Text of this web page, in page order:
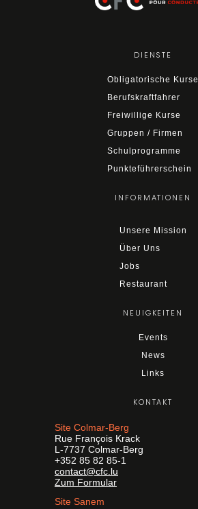
DIENSTE
Obligatorische Kurse
Berufskraftfahrer
Freiwillige Kurse
Gruppen / Firmen
Schulprogramme
Punkteführerschein
INFORMATIONEN
Unsere Mission
Über Uns
Jobs
Restaurant
NEUIGKEITEN
Events
News
Links
KONTAKT
Site Colmar-Berg
Rue François Krack
L-7737 Colmar-Berg
+352 85 82 85-1
contact@cfc.lu
Zum Formular
Site Sanem